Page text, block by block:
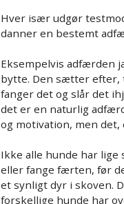
Hver især udgør
danner en bestemt
Eksempelvis adfærden
bytte. Den sætter efter,
fanger det og slår det
det er en naturlig
og motivation, men det,
Ikke alle hunde har
eller fange færten, før
et synligt dyr i skoven.
forskellige hunde har